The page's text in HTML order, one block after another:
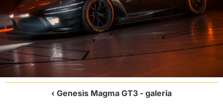
Genesis Magma GT3 - galeria